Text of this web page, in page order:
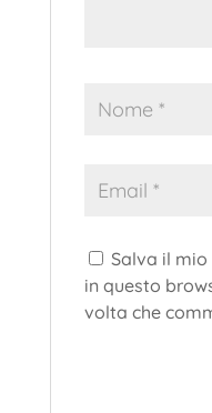
Salva il
in questo
volta che